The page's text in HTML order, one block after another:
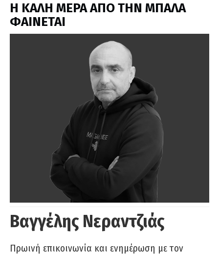
H ΚΑΛΗ ΜΕΡΑ ΑΠΟ ΤΗΝ ΜΠΑΛΑ
ΦΑΙΝΕΤΑΙ
Βαγγέλης Νεραντζιάς
Πρωινή επικοινωνία και ενημέρωση με τον